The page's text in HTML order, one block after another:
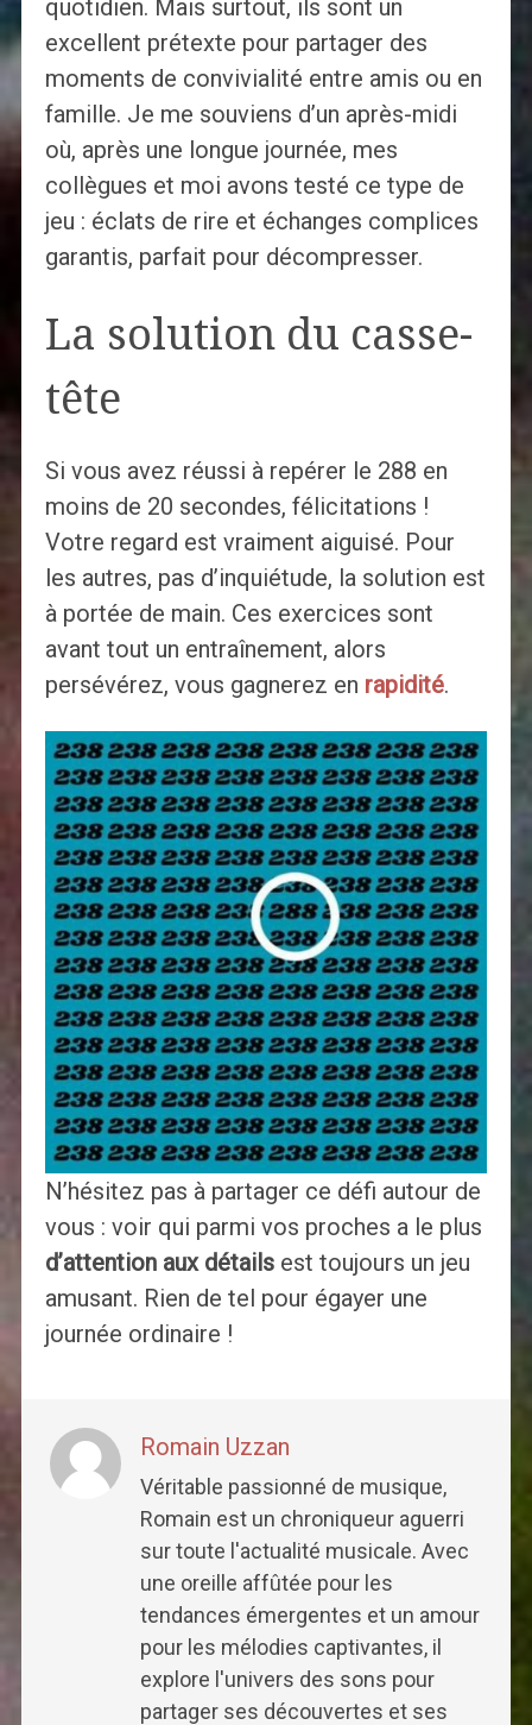
quotidien. Mais surtout, ils sont un
excellent prétexte pour partager des
moments de convivialité entre amis ou en
famille. Je me souviens d’un après-midi
où, après une longue journée, mes
collègues et moi avons testé ce type de
jeu : éclats de rire et échanges complices
garantis, parfait pour décompresser.
La solution du casse-
tête
Si vous avez réussi à repérer le 288 en
moins de 20 secondes, félicitations !
Votre regard est vraiment aiguisé. Pour
les autres, pas d’inquiétude, la solution est
à portée de main. Ces exercices sont
avant tout un entraînement, alors
persévérez, vous gagnerez en rapidité.
N’hésitez pas à partager ce défi autour de
vous : voir qui parmi vos proches a le plus
d’attention aux détailsest toujours un jeu
amusant. Rien de tel pour égayer une
journée ordinaire !
Romain Uzzan
Véritable passionné de musique,
Romain est un chroniqueur aguerri
sur toute l'actualité musicale. Avec
une oreille affûtée pour les
tendances émergentes et un amour
pour les mélodies captivantes, il
explore l'univers des sons pour
partager ses découvertes et ses